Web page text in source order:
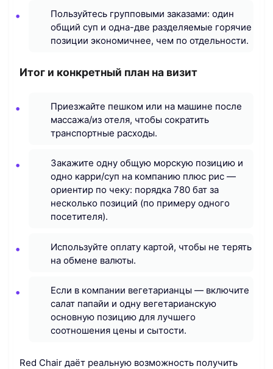
Пользуйтесь групповыми заказами: один
общий суп и одна-две разделяемые горячие
позиции экономичнее, чем по отдельности.
Итог и конкретный план на визит
Приезжайте пешком или на машине после
массажа/из отеля, чтобы сократить
транспортные расходы.
Закажите одну общую морскую позицию и
одно карри/суп на компанию плюс рис —
ориентир по чеку: порядка 780 бат за
несколько позиций (по примеру одного
посетителя).
Используйте оплату картой, чтобы не терять
на обмене валюты.
Если в компании вегетарианцы — включите
салат папайи и одну вегетарианскую
основную позицию для лучшего
соотношения цены и сытости.
Red Chair даёт реальную возможность получить